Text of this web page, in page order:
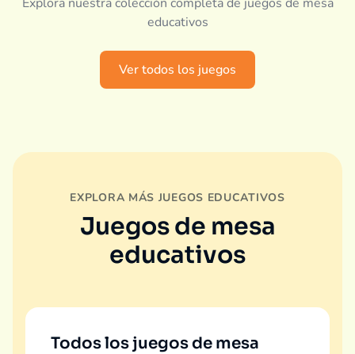
educativos
Ver todos los juegos
EXPLORA MÁS JUEGOS EDUCATIVOS
Juegos de mesa
educativos
Todos los juegos de mesa